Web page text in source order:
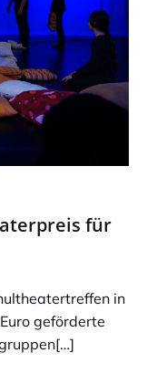
für
in
geförderte